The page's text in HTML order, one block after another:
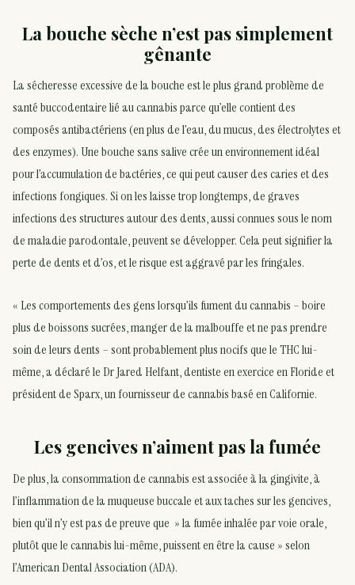
La bouche sèche n’est pas simplement
gênante
La sécheresse excessive de la bouche est le plus grand problème de
santé buccodentaire lié au cannabis parce qu’elle contient des
composés antibactériens (en plus de l’eau, du mucus, des électrolytes et
des enzymes). Une bouche sans salive crée un environnement idéal
pour l’accumulation de bactéries, ce qui peut causer des caries et des
infections fongiques. Si on les laisse trop longtemps, de graves
infections des structures autour des dents, aussi connues sous le nom
de maladie parodontale, peuvent se développer. Cela peut signifier la
perte de dents et d’os, et le risque est aggravé par les fringales.
« Les comportements des gens lorsqu’ils fument du cannabis – boire
plus de boissons sucrées, manger de la malbouffe et ne pas prendre
soin de leurs dents – sont probablement plus nocifs que le THC lui-
même, a déclaré le Dr Jared Helfant, dentiste en exercice en Floride et
président de Sparx, un fournisseur de cannabis basé en Californie.
Les gencives n’aiment pas la fumée
De plus, la consommation de cannabis est associée à la gingivite, à
l’inflammation de la muqueuse buccale et aux taches sur les gencives,
bien qu’il n’y est pas de preuve que » la fumée inhalée par voie orale,
plutôt que le cannabis lui-même, puissent en être la cause » selon
l’American Dental Association (ADA).